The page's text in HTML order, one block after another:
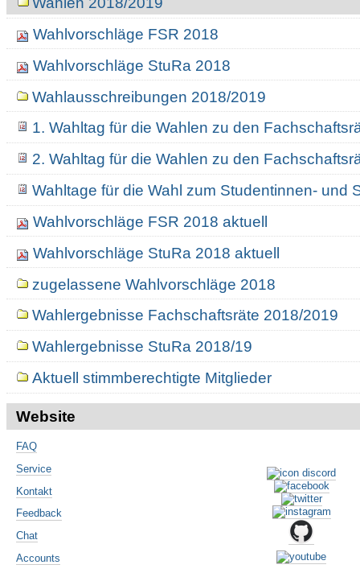
Wahlvorschläge FSR 2018
Wahlvorschläge StuRa 2018
Wahlausschreibungen 2018/2019
1. Wahltag für die Wahlen zu den
2. Wahltag für die Wahlen zu den
Wahltage für die Wahl zum Studentinnen- und
Wahlvorschläge FSR 2018 aktuell
Wahlvorschläge StuRa 2018 aktuell
zugelassene Wahlvorschläge 2018
Wahlergebnisse Fachschaftsräte 2018/2019
Wahlergebnisse StuRa 2018/19
Aktuell stimmberechtigte Mitglieder
Website
FAQ
Service
Kontakt
Feedback
Chat
Accounts